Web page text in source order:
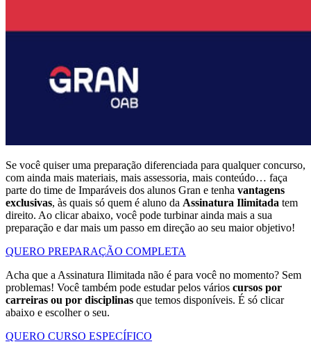
Se você quiser uma preparação diferenciada para qualquer concurso,
com ainda mais materiais, mais assessoria, mais conteúdo… faça
parte do time de Imparáveis dos alunos Gran e tenha vantagens
exclusivas, às quais só quem é aluno da Assinatura Ilimitada tem
direito. Ao clicar abaixo, você pode turbinar ainda mais a sua
preparação e dar mais um passo em direção ao seu maior objetivo!
QUERO PREPARAÇÃO COMPLETA
Acha que a Assinatura Ilimitada não é para você no momento? Sem
problemas! Você também pode estudar pelos vários cursos por
carreiras ou por disciplinas que temos disponíveis. É só clicar
abaixo e escolher o seu.
QUERO CURSO ESPECÍFICO